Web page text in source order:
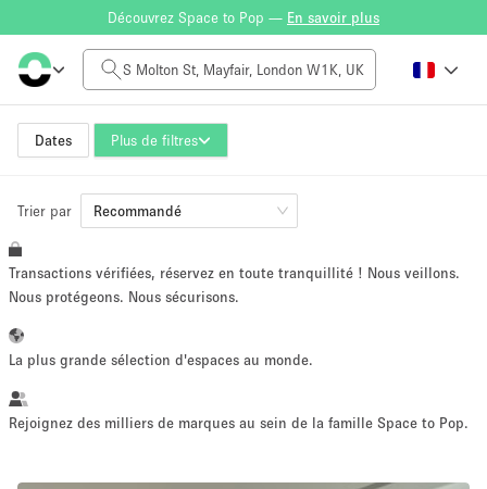
Découvrez Space to Pop — En savoir plus
Dates Plus de filtres
Tarif à la journée
£0
Taille de l'espace
~ 13 personnes
Vente au
Trier par Recommandé
Transactions vérifiées, réservez en toute tranquillité ! Nous veillons.
Nous protégeons. Nous sécurisons.
La plus grande sélection d'espaces au monde.
Rejoignez des milliers de marques au sein de la famille Space to Pop.